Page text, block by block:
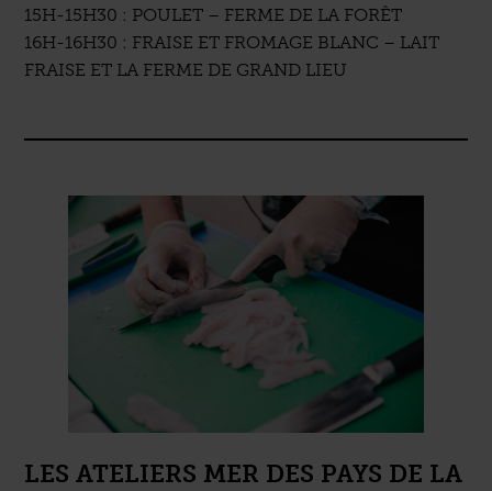
15H-15H30 : POULET – FERME DE LA FORÊT
16H-16H30 : FRAISE ET FROMAGE BLANC – LAIT
FRAISE ET LA FERME DE GRAND LIEU
LES ATELIERS MER DES PAYS DE LA